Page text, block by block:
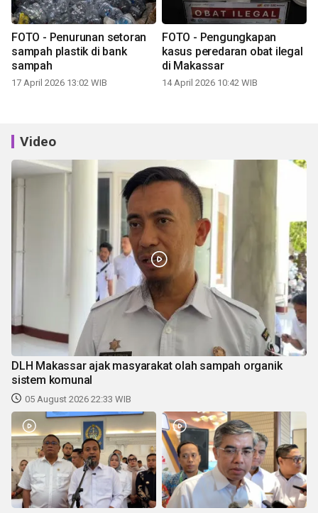
FOTO - Penurunan setoran
sampah plastik di bank
sampah
17 April 2026 13:02 WIB
FOTO - Pengungkapan
kasus peredaran obat ilegal
di Makassar
14 April 2026 10:42 WIB
Video
DLH Makassar ajak masyarakat olah sampah organik
sistem komunal
05 August 2026 22:33 WIB